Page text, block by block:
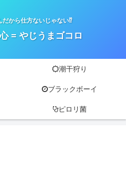
だから仕方ないじゃない⁉
= やじうまゴコロ
潮干狩り
ブラックボーイ
ピロリ菌